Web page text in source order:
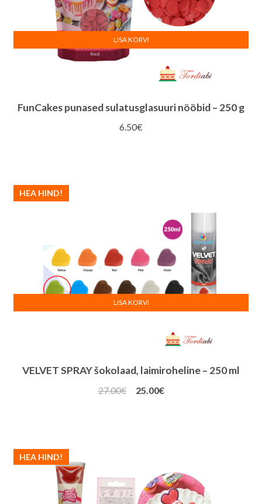
FunCakes punased sulatusglasuuri nööbid – 250 g
6.50€
LISA KORVI
VELVET SPRAY šokolaad, laimiroheline – 250 ml
HEA HIND!
27.00€
Algne
25.00€Praegune
LISA KORVI
HEA HIND!